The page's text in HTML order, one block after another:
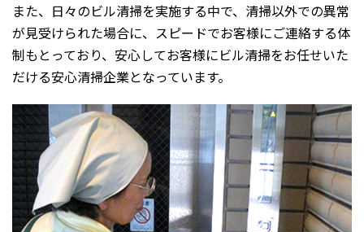
また、日々のビル清掃を実施する中で、清掃以外での異常
が見受けられた場合に、スピードでお客様にご連絡する体
制もとっており、安心してお客様にビル清掃をお任せいた
だける安心清掃企業となっています。